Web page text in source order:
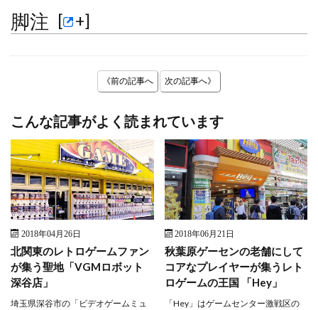
脚注 [ +]
《前の記事へ 次の記事へ》
こんな記事がよく読まれています
2018年04月26日
北関東のレトロゲームファン
が集う聖地「VGMロボット
深谷店」
埼玉県深谷市の「ビデオゲームミュ
2018年06月21日
秋葉原ゲーセンの老舗にして
コアなプレイヤーが集うレト
ロゲームの王国 「Hey」
「Hey」はゲームセンター激戦区の